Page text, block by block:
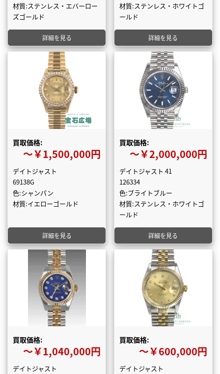
材質:ステンレス・エバーロー
ズゴールド
詳細を見る
材質:ステンレス・ホワイトゴ
ールド
詳細を見る
買取価格:
〜￥1,500,000円
デイトジャスト
69138G
色:シャンパン
材質:イエローゴールド
詳細を見る
買取価格:
〜￥2,000,000円
デイトジャスト 41
126334
色:ブライトブルー
材質:ステンレス・ホワイトゴ
ールド
詳細を見る
買取価格:
〜￥1,040,000円
デイトジャスト
買取価格:
〜￥600,000円
デイトジャスト